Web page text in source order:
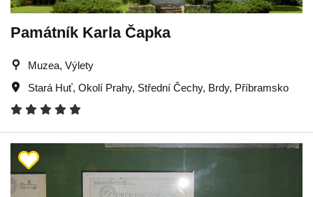
Památník Karla Čapka
Muzea, Výlety
Stará Huť, Okolí Prahy, Střední Čechy, Brdy, Příbramsko